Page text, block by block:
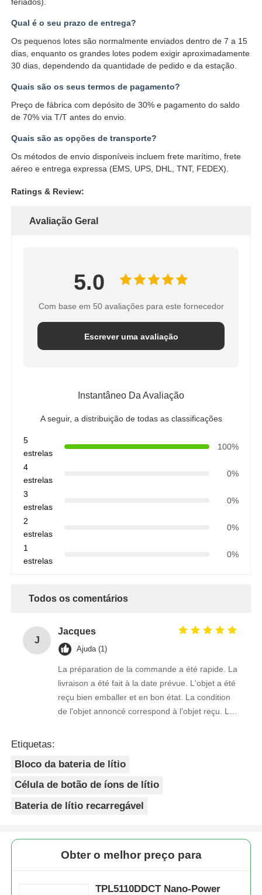
Qual é o seu prazo de entrega?
Os pequenos lotes são normalmente enviados dentro de 7 a 15
dias, enquanto os grandes lotes podem exigir aproximadamente
30 dias, dependendo da quantidade de pedido e da estação.
Quais são os seus termos de pagamento?
Preço de fábrica com depósito de 30% e pagamento do saldo
de 70% via T/T antes do envio.
Quais são as opções de transporte?
Os métodos de envio disponíveis incluem frete marítimo, frete
aéreo e entrega expressa (EMS, UPS, DHL, TNT, FEDEX).
Ratings & Review:
Avaliação Geral
5.0
Com base em 50 avaliações para este fornecedor
Escrever uma avaliação
Instantâneo Da Avaliação
A seguir, a distribuição de todas as classificações
5
estrelas
100%
4
estrelas
0%
3
estrelas
0%
2
estrelas
0%
1
estrelas
0%
Todos os comentários
J
Jacques
Ajuda (1)
La préparation de la commande a été rapide. La
livraison a été fait à la date prévue. L'objet a été
reçu bien emballer et en bon état. La condition
de l'objet annoncé correspond à l'objet reçu. Le
Etiquetas:
Bloco da bateria de lítio
Célula de botão de íons de lítio
Bateria de lítio recarregável
Obter o melhor preço para
TPL5110DDCT Nano-Power